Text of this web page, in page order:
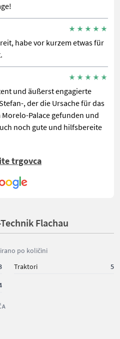
habe vor kurzem etwas für
und äußerst engagierte
, der die Ursache für das
Palace gefunden und
noch gute und hilfsbereite
Mitarbeiter. Hier wurde
bei einen Anhänger perfekt
da was mann braucht
trgovca
Flachau
po količini
Traktori 5